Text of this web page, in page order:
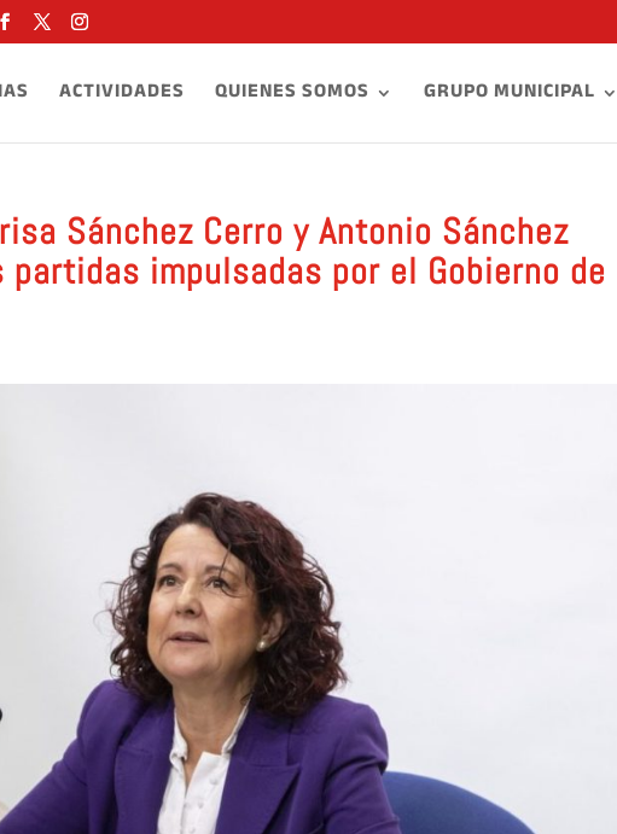
ACTIVIDADES QUIENES SOMOS GRUPO MUNICIPAL
Sánchez Cerro y Antonio Sánchez
impulsadas por el Gobierno de